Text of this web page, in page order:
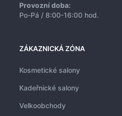
Provozní doba:
Po-Pá / 8:00-16:00 hod.
ZÁKAZNICKÁ ZÓNA
Kosmetické salony
Kadeřnické salony
Velkoobchody